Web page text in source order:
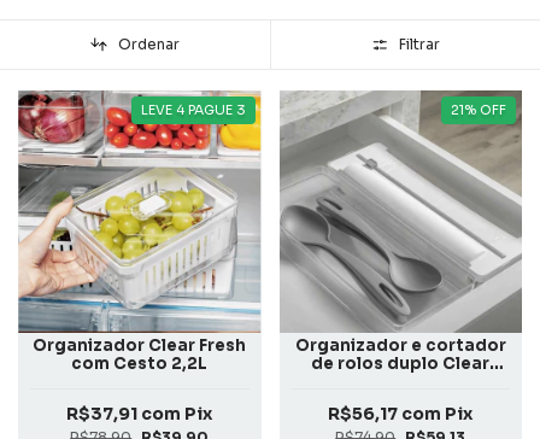
Ordenar Filtrar
LEVE 4 PAGUE 3
Organizador Clear Fresh
com Cesto 2,2L
R$37,91 com Pix
21% OFF
Organizador e cortador
de rolos duplo Clear
R$56,17 com Pix